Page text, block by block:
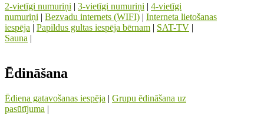
2-vietīgi numuriņi | 3-vietīgi numuriņi | 4-vietīgi
numuriņi | Bezvadu internets (WIFI) | Interneta lietošanas
iespēja | Papildus gultas iespēja bērnam | SAT-TV |
Sauna |
Ēdināšana
Ēdiena gatavošanas iespēja | Grupu ēdināšana uz
pasūtījuma |